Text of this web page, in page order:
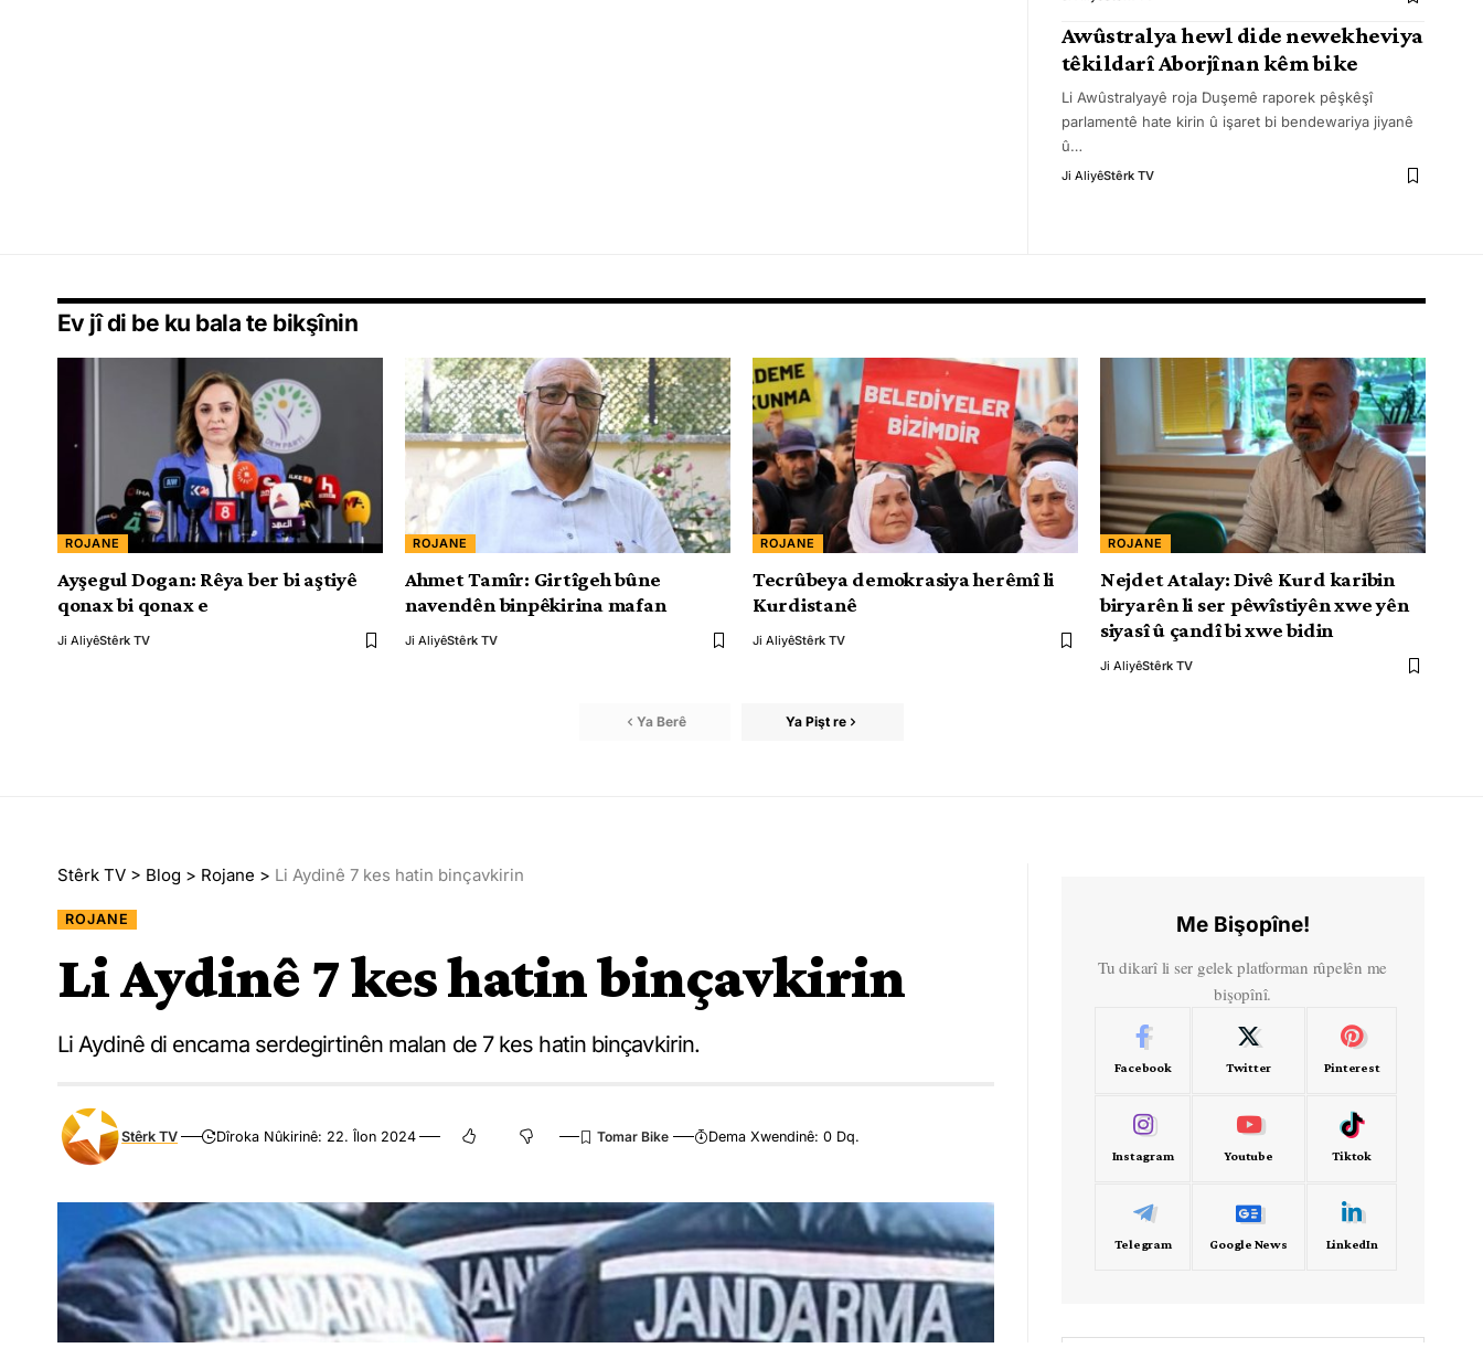
Awûstralya hewl dide newekheviya
têkildarî Aborjînan kêm bike
Li Awûstralyayê roja Duşemê raporek pêşkêşî
parlamentê hate kirin û işaret bi bendewariya jiyanê
û…
Ji AliyêStêrk TV
Ev jî di be ku bala te bikşînin
ROJANE
Ayşegul Dogan: Rêya ber bi aştiyê
qonax bi qonax e
Ji AliyêStêrk TV
ROJANE
Ahmet Tamîr: Girtîgeh bûne
navendên binpêkirina mafan
Ji AliyêStêrk TV
ROJANE
Tecrûbeya demokrasiya herêmî li
Kurdistanê
Ji AliyêStêrk TV
ROJANE
Nejdet Atalay: Divê Kurd karibin
biryarên li ser pêwîstiyên xwe yên
siyasî û çandî bi xwe bidin
Ji AliyêStêrk TV
Ya Berê Ya Pişt re
Stêrk TV > Blog > Rojane > Li Aydinê 7 kes hatin binçavkirin
ROJANE
Li Aydinê 7 kes hatin binçavkirin
Li Aydinê di encama serdegirtinên malan de 7 kes hatin binçavkirin.
Stêrk TV Dîroka Nûkirinê: 22. Îlon 2024 Dema Xwendinê: 0 Dq.
Me Bişopîne!
Tu dikarî li ser gelek platforman rûpelên me
bişopînî.
Facebook Twitter Pinterest
Instagram Youtube Tiktok
Telegram Google News LinkedIn